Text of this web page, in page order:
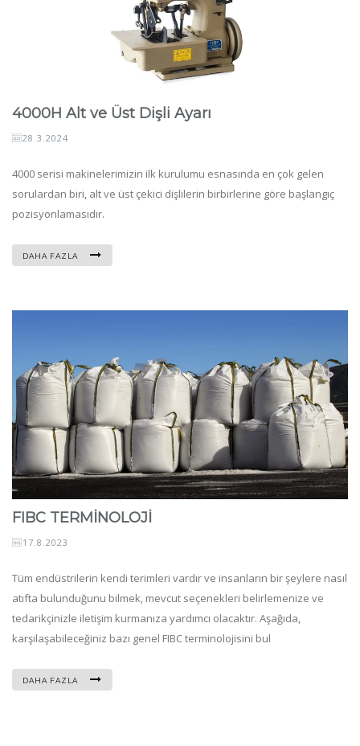
4000H Alt ve Üst Dişli Ayarı
28.3.2024
4000 serisi makinelerimizin ilk kurulumu esnasında en çok gelen
sorulardan biri, alt ve üst çekici dişlilerin birbirlerine göre başlangıç
pozisyonlamasıdır.
DAHA FAZLA
FIBC TERMİNOLOJİ
17.8.2023
Tüm endüstrilerin kendi terimleri vardır ve insanların bir şeylere nasıl
atıfta bulunduğunu bilmek, mevcut seçenekleri belirlemenize ve
tedarikçinizle iletişim kurmanıza yardımcı olacaktır. Aşağıda,
karşılaşabileceğiniz bazı genel FIBC terminolojisini bul
DAHA FAZLA